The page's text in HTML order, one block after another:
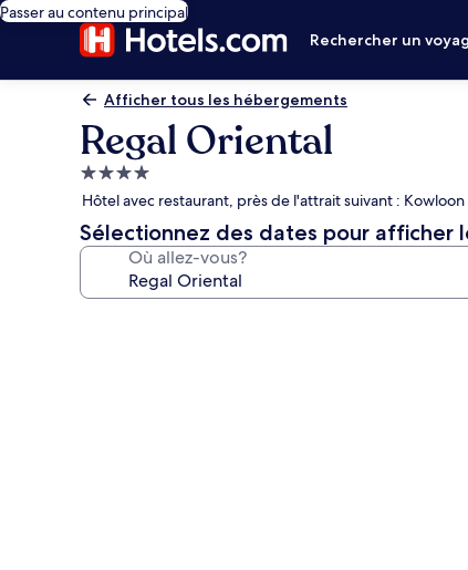
Passer au contenu principal
Rechercher un
Afficher tous les hébergements
Regal Oriental
Hébergement
4.0 étoiles
Hôtel avec restaurant, près de l'attrait suivant : Kowloon
Sélectionnez des dates pour afficher
Où allez-vous?